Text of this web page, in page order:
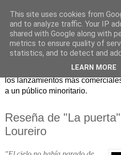
Críticas y reseñas de las
editadas en España. En Crítica
los lanzamientos más
a un público minoritario.
Reseña de "La
Loureiro
This site uses cookies from
and to analyze traffic. Your IP
shared with Google along with
metrics to ensure quality of
statistics, and to detect and
LEARN MORE